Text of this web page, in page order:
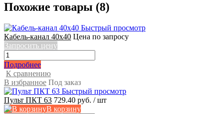
Похожие товары (8)
Быстрый просмотр
Кабель-канал 40х40 Цена по запросу
Запросить цену
Подробнее
К сравнению
В избранное Под заказ
Быстрый просмотр
Пульт ПКТ 63 729.40 руб. / шт
В корзину